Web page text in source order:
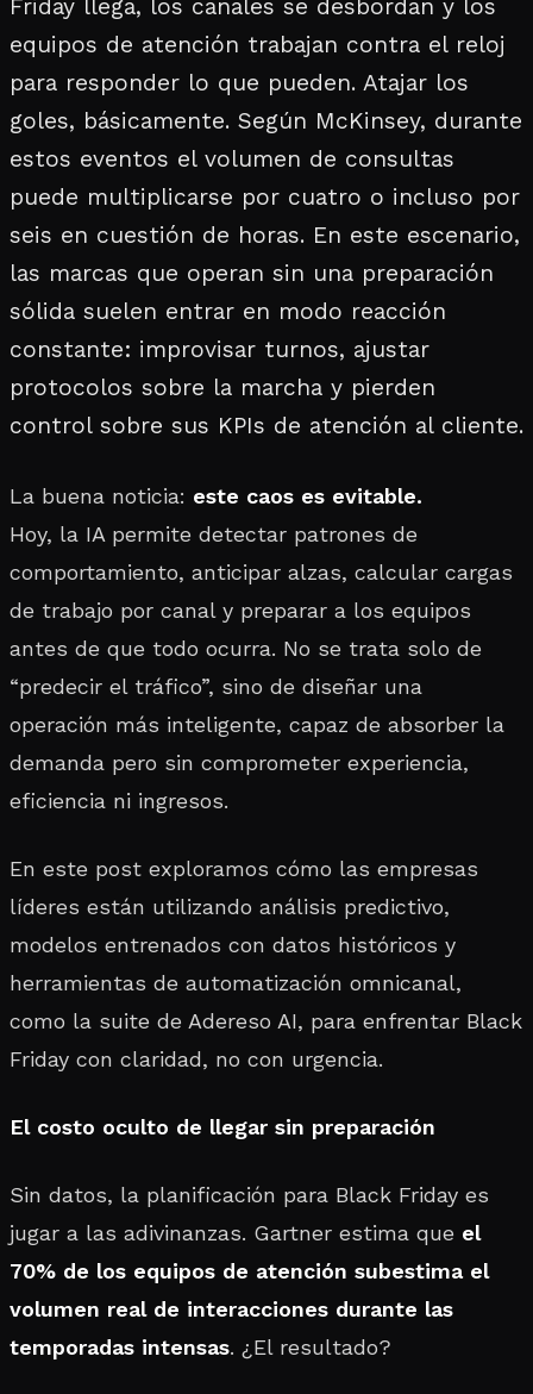
Friday llega, los canales se desbordan y los
equipos de atención trabajan contra el reloj
para responder lo que pueden. Atajar los
goles, básicamente. Según McKinsey, durante
estos eventos el volumen de consultas
puede multiplicarse por cuatro o incluso por
seis en cuestión de horas. En este escenario,
las marcas que operan sin una preparación
sólida suelen entrar en modo reacción
constante: improvisar turnos, ajustar
protocolos sobre la marcha y pierden
control sobre sus KPIs de atención al cliente.
La buena noticia: este caos es evitable.
Hoy, la IA permite detectar patrones de
comportamiento, anticipar alzas, calcular cargas
de trabajo por canal y preparar a los equipos
antes de que todo ocurra. No se trata solo de
“predecir el tráfico”, sino de diseñar una
operación más inteligente, capaz de absorber la
demanda pero sin comprometer experiencia,
eficiencia ni ingresos.
En este post exploramos cómo las empresas
líderes están utilizando análisis predictivo,
modelos entrenados con datos históricos y
herramientas de automatización omnicanal,
como la suite de Adereso AI, para enfrentar Black
Friday con claridad, no con urgencia.
El costo oculto de llegar sin preparación
Sin datos, la planificación para Black Friday es
jugar a las adivinanzas. Gartner estima que el
70% de los equipos de atención subestima el
volumen real de interacciones durante las
temporadas intensas. ¿El resultado?